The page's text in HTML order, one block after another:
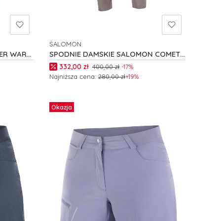
WARM
SPODNIE DAMSKIE SALOMON COMET
W C26597
PRODUCENT
SALOMON
Cena promocyjna
332,00 zł 400,00 zł -17%
Najniższa cena: 280,00 zł+19%
Okazja